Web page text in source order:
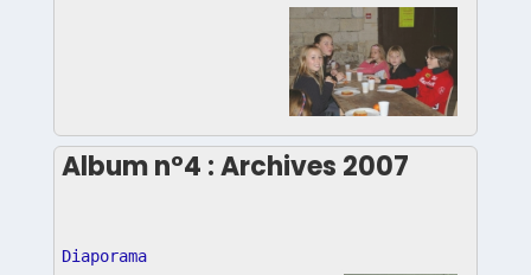
Album n°4 : Archives 2007
Diaporama